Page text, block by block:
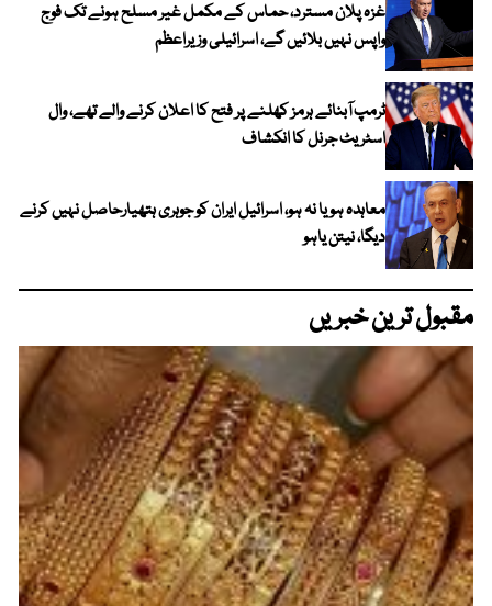
غزہ پلان مسترد، حماس کے مکمل غیر مسلح ہونے تک فوج
واپس نہیں بلائیں گے، اسرائیلی وزیراعظم
ٹرمپ آبنائے ہرمز کھلنے پر فتح کا اعلان کرنے والے تھے، وال
اسٹریٹ جرنل کا انکشاف
معاہدہ ہو یا نہ ہو، اسرائیل ایران کو جوہری ہتھیارحاصل نہیں کرنے
دیگا، نیتن یاہو
مقبول ترین خبریں